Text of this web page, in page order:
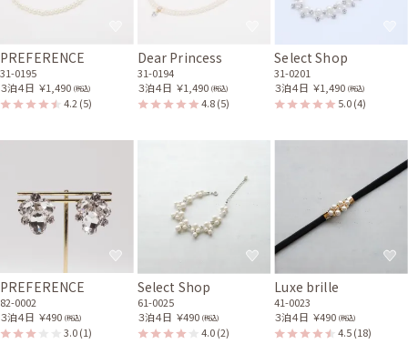
PREFERENCE
31-0195
３泊４日 ￥1,490 (税込)
4.2 (5)
Dear Princess
31-0194
３泊４日 ￥1,490 (税込)
4.8(5)
Select Shop
31-0201
３泊４日 ￥1,490 (税込)
5.0(4)
PREFERENCE
82-0002
３泊４日 ￥490 (税込)
3.0(1)
Select Shop
61-0025
３泊４日 ￥490 (税込)
4.0(2)
Luxe brille
41-0023
３泊４日 ￥490 (税込)
4.5(18)